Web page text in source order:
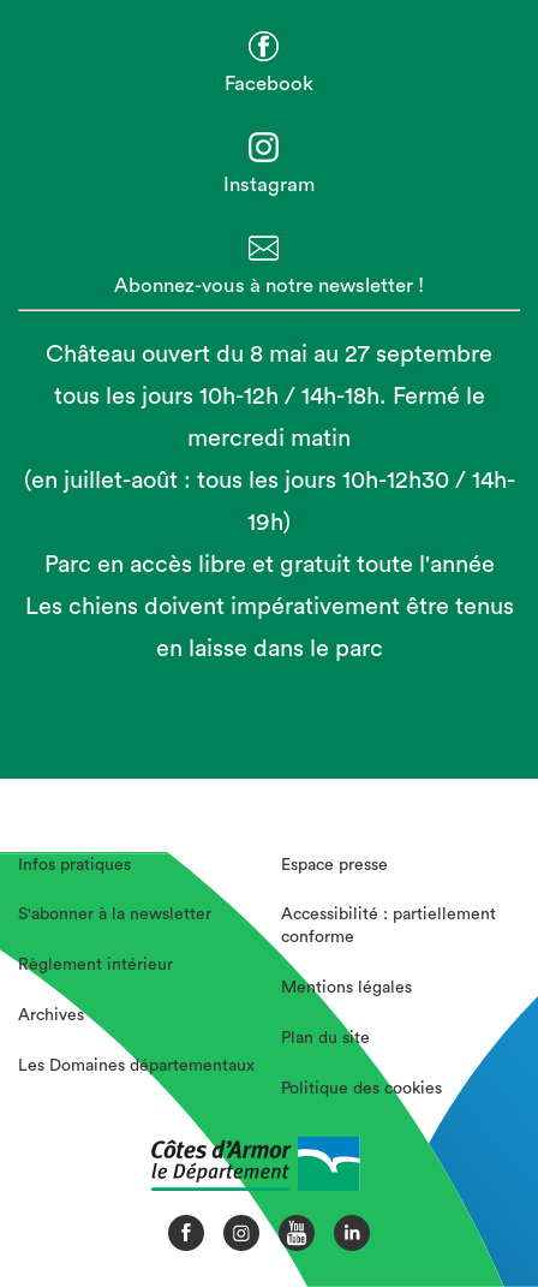
Facebook
Instagram
Abonnez-vous à notre newsletter !
Château ouvert du 8 mai au 27 septembre
tous les jours 10h-12h / 14h-18h. Fermé le
mercredi matin
(en juillet-août : tous les jours 10h-12h30 / 14h-
19h)
Parc en accès libre et gratuit toute l'année
Les chiens doivent impérativement être tenus
en laisse dans le parc
Infos pratiques
S'abonner à la newsletter
Règlement intérieur
Archives
Les Domaines départementaux
Espace presse
Accessibilité : partiellement
conforme
Mentions légales
Plan du site
Politique des cookies